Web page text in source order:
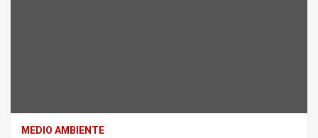
MEDIO AMBIENTE